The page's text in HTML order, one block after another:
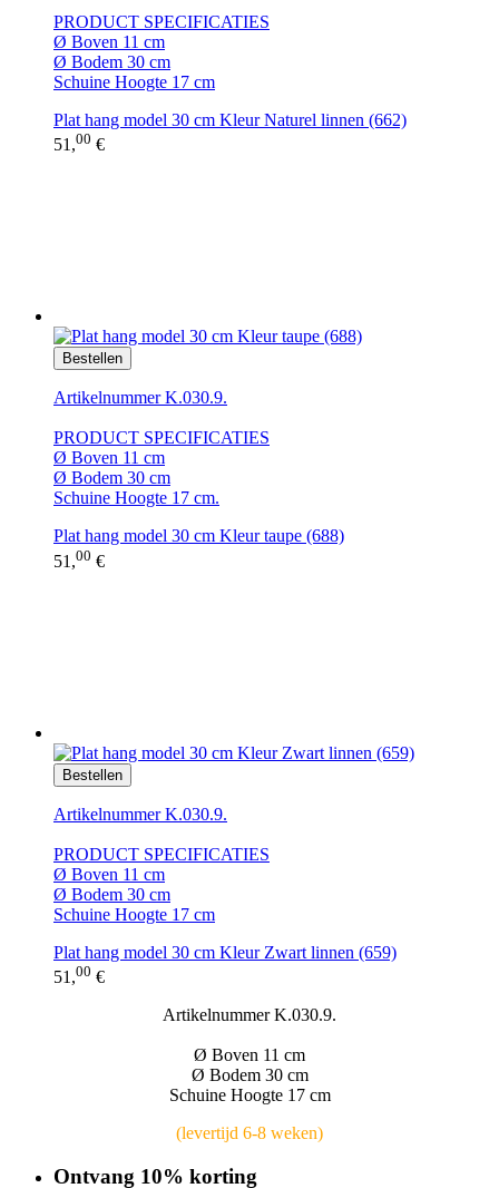
PRODUCT SPECIFICATIES
Ø Boven 11 cm
Ø Bodem 30 cm
Schuine Hoogte 17 cm
Plat hang model 30 cm Kleur Naturel linnen (662)
51,00 €
Bestellen
Artikelnummer K.030.9.
PRODUCT SPECIFICATIES
Ø Boven 11 cm
Ø Bodem 30 cm
Schuine Hoogte 17 cm.
Plat hang model 30 cm Kleur taupe (688)
51,00 €
Bestellen
Artikelnummer K.030.9.
PRODUCT SPECIFICATIES
Ø Boven 11 cm
Ø Bodem 30 cm
Schuine Hoogte 17 cm
Plat hang model 30 cm Kleur Zwart linnen (659)
51,00 €
Artikelnummer K.030.9.
Ø Boven 11 cm
Ø Bodem 30 cm
Schuine Hoogte 17 cm
(levertijd 6-8 weken)
Ontvang 10% korting